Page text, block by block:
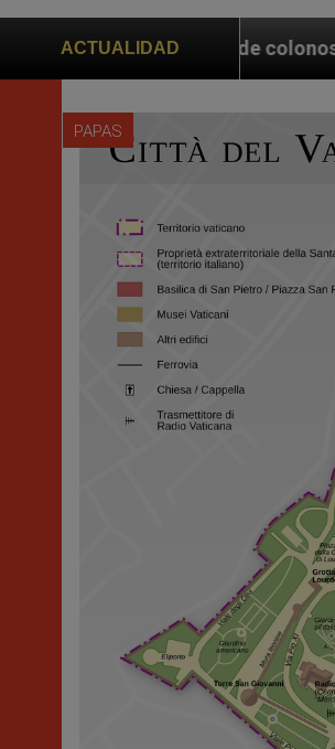
ACTUALIDAD
colonos judíos que afecta a
PAPAS